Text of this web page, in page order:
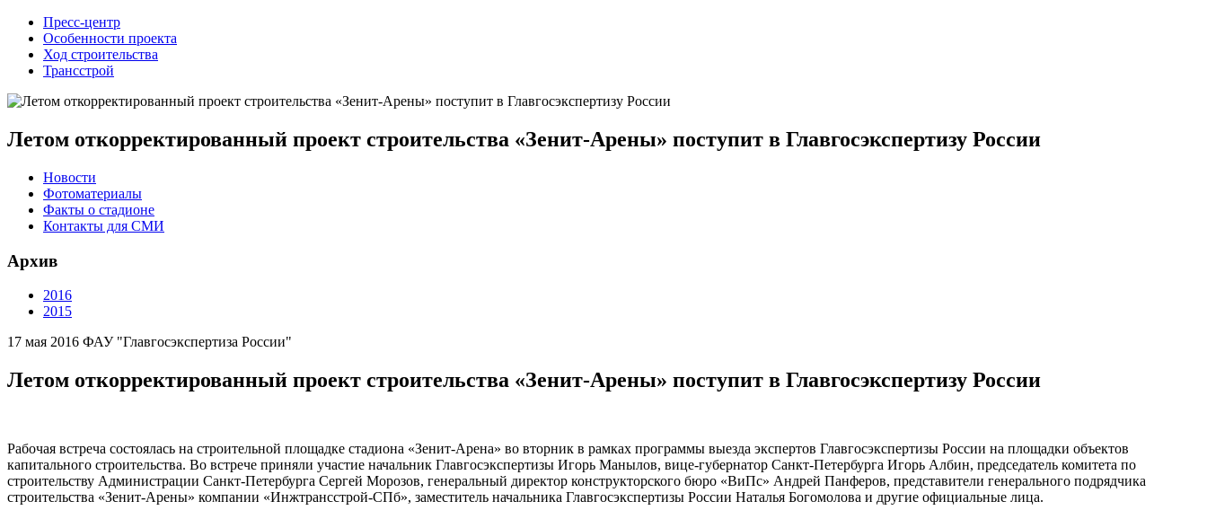
Пресс-центр
Особенности проекта
Ход строительства
Трансстрой
Летом откорректированный проект строительства «Зенит-Арены» поступит в Главгосэкспертизу России
Новости
Фотоматериалы
Факты о стадионе
Контакты для СМИ
Архив
2016
2015
17 мая 2016 ФАУ "Главгосэкспертиза России"
Летом откорректированный проект строительства «Зенит-Арены» поступит в Главгосэкспертизу России
Рабочая встреча состоялась на строительной площадке стадиона «Зенит-Арена» во вторник в рамках программы выезда экспертов Главгосэкспертизы России на площадки объектов
капитального строительства. Во встрече приняли участие начальник Главгосэкспертизы Игорь Манылов, вице-губернатор Санкт-Петербурга Игорь Албин, председатель комитета по
строительству Администрации Санкт-Петербурга Сергей Морозов, генеральный директор конструкторского бюро «ВиПс» Андрей Панферов, представители генерального подрядчика
строительства «Зенит-Арены» компании «Инжтрансстрой-СПб», заместитель начальника Главгосэкспертизы России Наталья Богомолова и другие официальные лица.